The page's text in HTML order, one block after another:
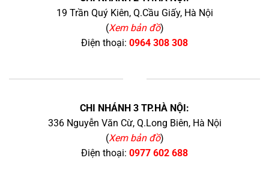
19 Trần Quý Kiên, Q.Cầu Giấy, Hà Nội
(Xem bản đồ)
Điện thoại: 0964 308 308
CHI NHÁNH 3 TP.HÀ NỘI:
336 Nguyễn Văn Cừ, Q.Long Biên, Hà Nội
(Xem bản đồ)
Điện thoại: 0977 602 688